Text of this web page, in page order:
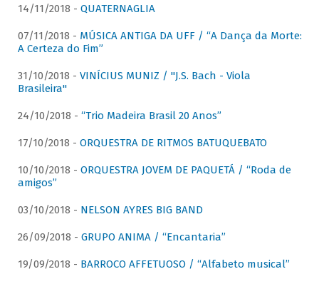
14/11/2018 - QUATERNAGLIA
07/11/2018 - MÚSICA ANTIGA DA UFF / “A Dança da Morte:
A Certeza do Fim”
31/10/2018 - VINÍCIUS MUNIZ / "J.S. Bach - Viola
Brasileira"
24/10/2018 - “Trio Madeira Brasil 20 Anos”
17/10/2018 - ORQUESTRA DE RITMOS BATUQUEBATO
10/10/2018 - ORQUESTRA JOVEM DE PAQUETÁ / “Roda de
amigos”
03/10/2018 - NELSON AYRES BIG BAND
26/09/2018 - GRUPO ANIMA / “Encantaria”
19/09/2018 - BARROCO AFFETUOSO / “Alfabeto musical”